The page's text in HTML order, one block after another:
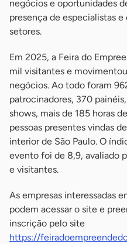
negócios e oportunidades
presença de especialistas
setores.
Em 2025, a Feira do
mil visitantes e
negócios. Ao todo foram
patrocinadores, 370
shows, mais de 185 horas
pessoas presentes vindas
interior de São Paulo. O
evento foi de 8,9, avaliado
e visitantes.
As empresas interessadas
podem acessar o site e
inscrição pelo site
https://